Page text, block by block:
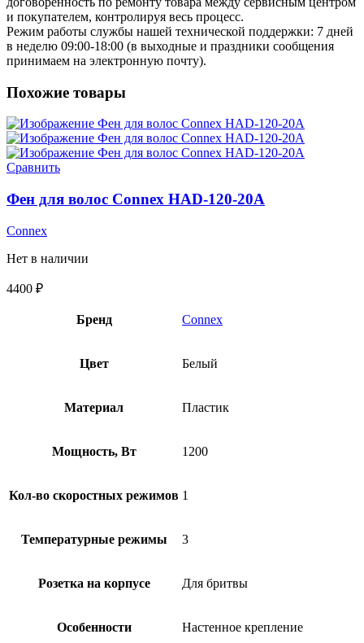
и покупателем, контролируя весь процесс.
Режим работы службы нашей технической поддержки: 7 дней
в неделю 09:00-18:00 (в выходные и праздники сообщения
принимаем на электронную почту).
Похожие товары
Сравнить
Фен для волос Connex HAD-120-20A
Connex
Нет в наличии
4400 ₽
Бренд Connex
Цвет Белый
Материал Пластик
Мощность, Вт 1200
Кол-во скоростных режимов 1
Температурные режимы 3
Розетка на корпусе Для бритвы
Особенности Настенное крепление